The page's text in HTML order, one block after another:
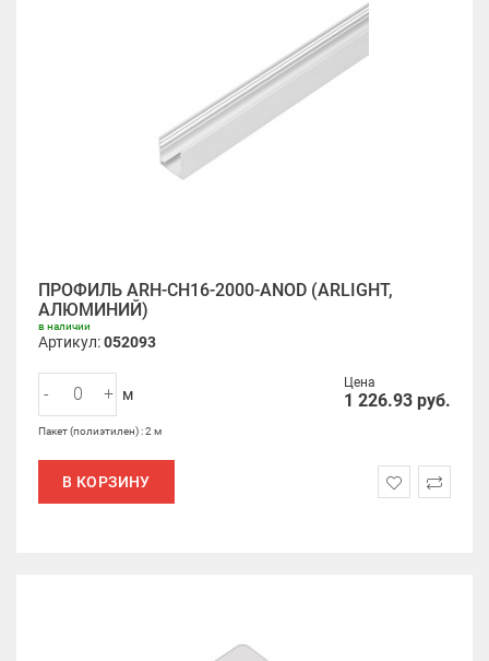
ПРОФИЛЬ ARH-CH16-2000-ANOD (ARLIGHT,
АЛЮМИНИЙ)
в наличии
Артикул:052093
Цена
1 226.93 руб.
- + м
Пакет (полиэтилен) : 2 м
В КОРЗИНУ